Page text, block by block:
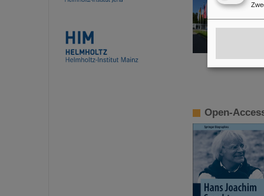
Open-